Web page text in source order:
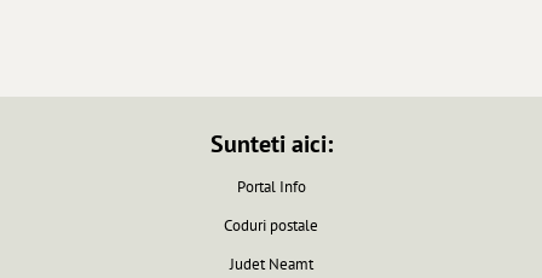
Sunteti aici:
Portal Info
Coduri postale
Judet Neamt